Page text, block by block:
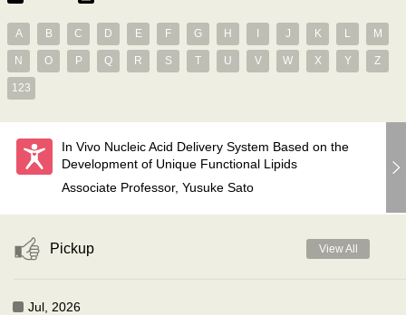
A B C D E F G H J K L M
N O P Q R S T U V W X Y Z
123
In Vivo Nucleic Acid Delivery System Based on the
Development of Unique Functional Lipids
Associate Professor, Yusuke Sato
Pickup View All
Jul, 2026